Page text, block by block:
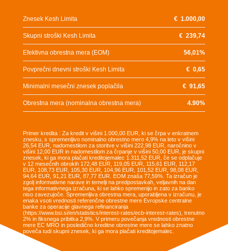
Znesek Kesh Limita €1.000,00
Skupni stroški Kesh Limita €239,74
Efektivna obrestna mera (EOM) 56,01%
Povprečni dnevni stroški Kesh Limita €0,65
Minimalni mesečni znesek poplačila €91,65
Obrestna mera (nominalna obrestna mera) 4.90%
Primer kredita : Za kredit v višini 1.000,00 EUR, ki se črpa v enkratnem
znesku, s spremenljivo nominalno obrestno mero 4,9% na leto v višini
26,54 EUR, nadomestilom za storitve v višini 222,98 EUR, naročnino v
višini 12,00 EUR in nadomestilom za črpanje v višini 50,00 EUR, je skupni
znesek, ki ga mora plačati kreditojemalec 1.311,52 EUR, če se odplačuje
v 12 mesečnih obrokih 172,48 EUR, 119,05 EUR, 115,61 EUR, 112,17
EUR, 108,73 EUR, 105,30 EUR, 104,96 EUR, 101,52 EUR, 98,08 EUR,
94,64 EUR, 91,21 EUR, 87,77 EUR. EOM znaša 77,59%. Ta izračun je
zgolj informativne narave in temelji na predpostavkah, veljavnih na dan
tega informativnega izračuna, ki se lahko spremenijo in zato za banko
niso zavezujoče. Spremenljiva obrestna mera, uporabljena v izračunu, je
enaka vsoti vrednosti referenčne obrestne mere Evropske centralne
banke za operacije glavnega refinanciranja
(https://www.bsi.si/en/statistics/interest-rates/ecb-interest-rates), trenutno
2% in fiksnega pribitka 2,9%. V primeru povečanja vrednosti obrestne
mere EC MRO in posledično kreditne obrestne mere se lahko znatno
poveča tudi skupni znesek, ki ga mora plačati kreditojemalec.